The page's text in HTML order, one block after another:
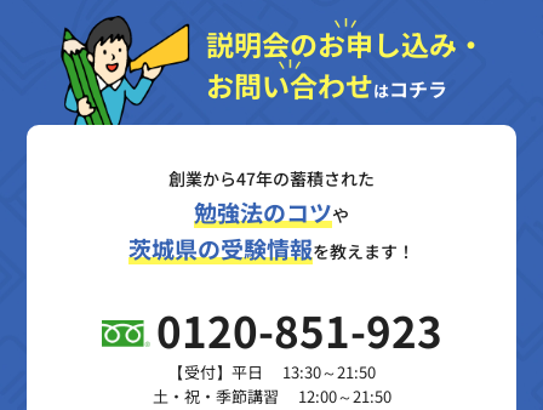
説明会のお申し込み・
お問い合わせはコチラ
創業から47年の蓄積された
勉強法のコツや
茨城県の受験情報を教えます！
0120-851-923
【受付】平日 13:30～21:50
土・祝・季節講習 12:00～21:50